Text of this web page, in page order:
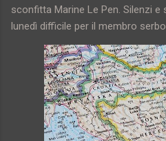
sconfitta Marine Le Pen. Silenzi e
lunedì difficile per il membro